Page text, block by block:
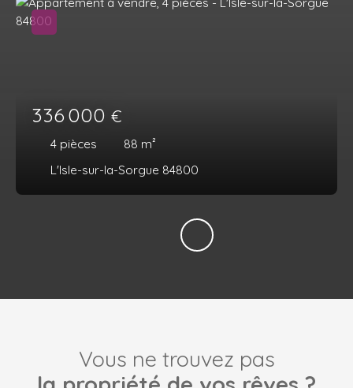
336 000 €
4 pièces 88 m²
L'Isle-sur-la-Sorgue 84800
Vous ne trouvez pas